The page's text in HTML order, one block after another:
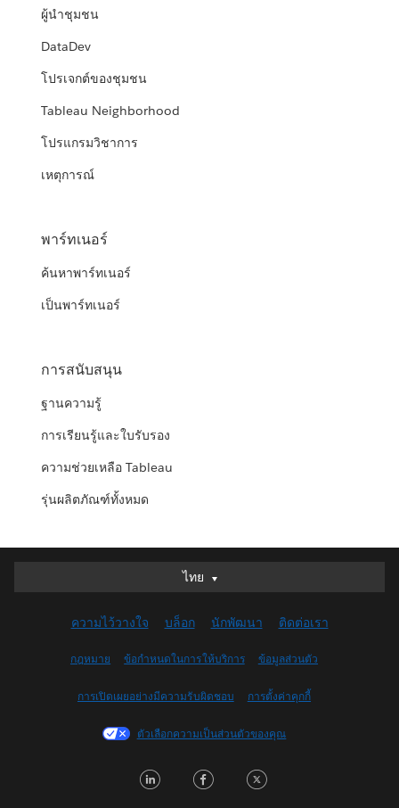
ผู้นำชุมชน
DataDev
โปรเจกต์ของชุมชน
Tableau Neighborhood
โปรแกรมวิชาการ
เหตุการณ์
พาร์ทเนอร์
ค้นหาพาร์ทเนอร์
เป็นพาร์ทเนอร์
การสนับสนุน
ฐานความรู้
การเรียนรู้และใบรับรอง
ความช่วยเหลือ Tableau
รุ่นผลิตภัณฑ์ทั้งหมด
ไทย
ไทย
English (UK)
English (US)
Français (Canada)
Français (France)
日本語
ความไว้วางใจ บล็อก นักพัฒนา ติดต่อเรา
กฎหมาย ข้อกำหนดในการให้บริการ ข้อมูลส่วนตัว
การเปิดเผยอย่างมีความรับผิดชอบ การตั้งค่าคุกกี้
ตัวเลือกความเป็นส่วนตัวของคุณ
LinkedInFacebook